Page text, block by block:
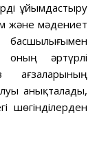
ұйымдастыру
және мәдениет
басшылығымен
оның әртүрлі
ағзаларының
анықталады,
шөгінділерден